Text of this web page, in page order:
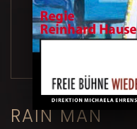
RAIN MAN